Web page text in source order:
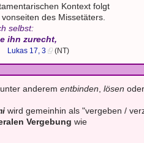
Kontext folgt
des Missetäters.
selbst:
ihn zurecht,
Lukas 17, 3 (NT)
anderementbinden ,lösen oder
wird gemeinhin als "vergeben /
Vergebung wie